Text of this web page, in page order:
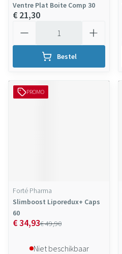
Ventre Plat Boite Comp 30
€ 21,30
Bestel
PROMO
Forté Pharma
Slimboost Liporedux+ Caps
60
€ 49,90
€ 34,93
Niet beschikbaar